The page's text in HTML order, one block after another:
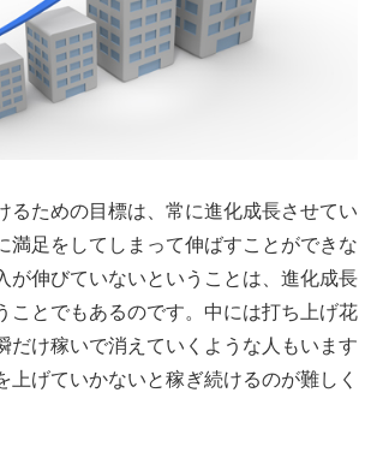
るための目標は、常に進化成長させてい
満足をしてしまって伸ばすことができな
が伸びていないということは、進化成長
ことでもあるのです。中には打ち上げ花
だけ稼いで消えていくような人もいます
上げていかないと稼ぎ続けるのが難しく